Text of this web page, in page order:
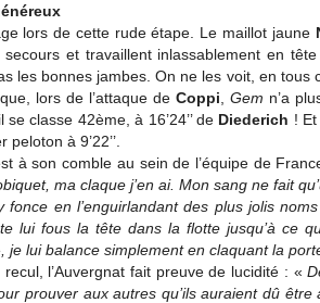
lors de cette rude étape. Le maillot jaune
et travaillent inlassablement en
les bonnes jambes. On ne les voit, en tous
lors de l’attaque de Coppi Gem n’a
se classe 42ème, à 16’24’’ de Diederich ! Et
à 9’22’’.
à son comble au sein de l’équipe de
ma claque j’en ai. Mon sang ne fait
fonce en l’enguirlandant des plus jolis
lui fous la tête dans la flotte jusqu’à ce
je lui balance simplement en claquant la
l’Auvergnat fait preuve de lucidité : «
prouver aux autres qu’ils auraient dû